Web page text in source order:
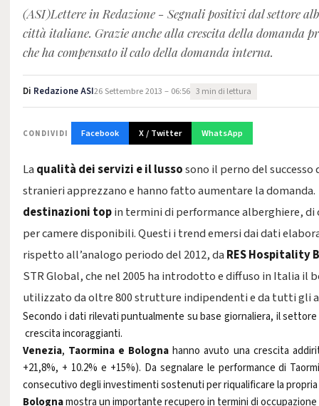
(ASI)Lettere in Redazione - Segnali positivi dal settore
città italiane. Grazie anche alla crescita della domanda
che ha compensato il calo della domanda interna.
Di Redazione ASI26 Settembre 2013 – 06:56 3 min di lettura
CONDIVIDI Facebook X / Twitter WhatsApp
La qualità dei servizi e il lussosono il perno del
stranieri apprezzano e hanno fatto aumentare la domanda.
destinazioni topin termini di performance alberghiere,
per camere disponibili. Questi i trend emersi dai dati
rispetto all’analogo periodo del 2012, da RES Hospitality
STR Global, che nel 2005 ha introdotto e diffuso in Italia il
utilizzato da oltre 800 strutture indipendenti e da tutti gli
Secondo i dati rilevati puntualmente su base giornaliera, il
crescita incoraggianti.
Venezia, Taormina e Bologna hanno avuto una crescita
+21,8%, + 10.2% e +15%). Da segnalare le performance di
consecutivo degli investimenti sostenuti per riqualificare la
Bolognamostra un importante recupero in termini di